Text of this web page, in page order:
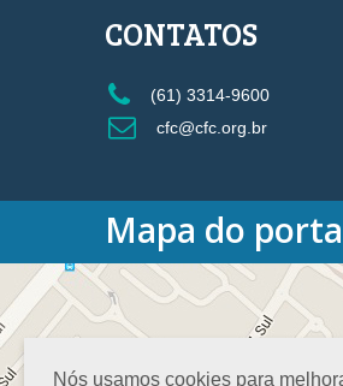
Nós usamos cookies para
CONTATOS
(61) 3314-9600
cfc@cfc.org.br
Mapa do
HOME
O CONSELHO
Conselho Diretor